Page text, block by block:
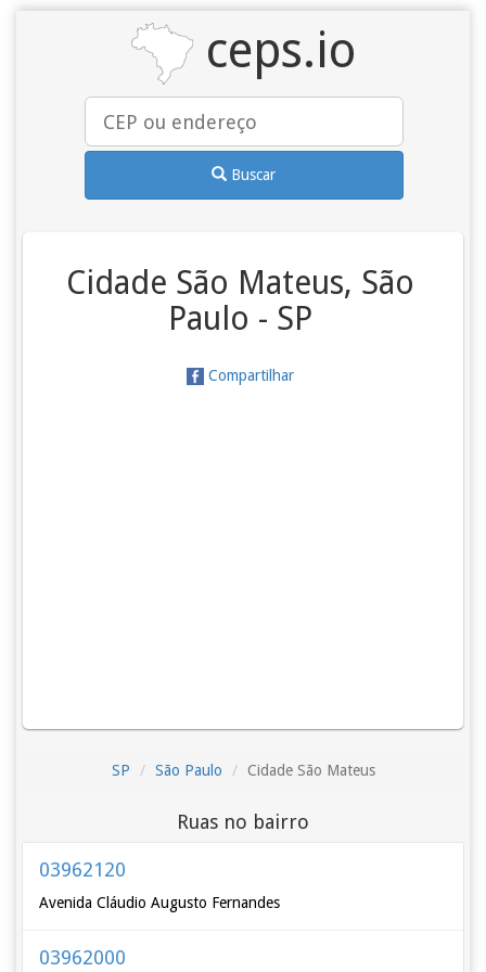
ceps.io
Buscar
Cidade São Mateus, São
Paulo - SP
Compartilhar
SP São Paulo Cidade São Mateus
Ruas no bairro
03962120
Avenida Cláudio Augusto Fernandes
03962000